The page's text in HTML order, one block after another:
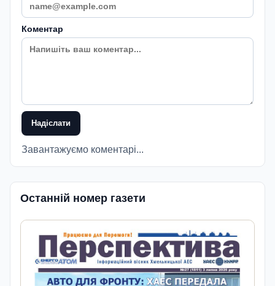
Коментар
Надіслати
Завантажуємо коментарі...
Останній номер газети